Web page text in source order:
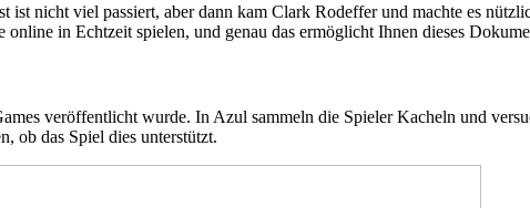
nicht viel passiert, aber dann kam Clark Rodeffer und machte es
in Echtzeit spielen, und genau das ermöglicht Ihnen dieses
veröffentlicht wurde. In Azul sammeln die Spieler Kacheln und
ob das Spiel dies unterstützt.